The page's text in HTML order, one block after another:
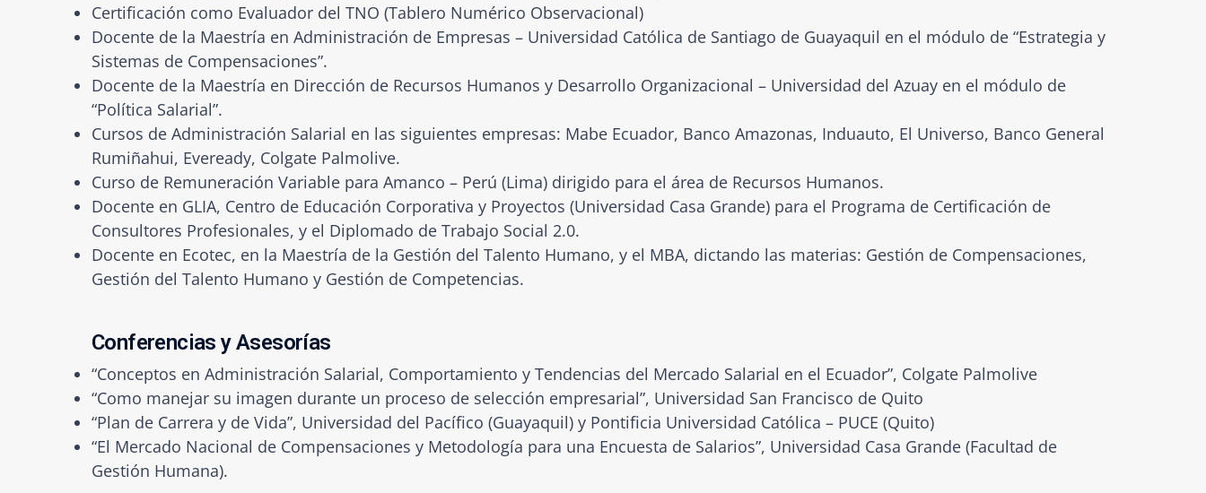
Certificación como Evaluador del TNO (Tablero Numérico Observacional)
Docente de la Maestría en Administración de Empresas – Universidad Católica de Santiago de Guayaquil en el módulo de “Estrategia y
Sistemas de Compensaciones”.
Docente de la Maestría en Dirección de Recursos Humanos y Desarrollo Organizacional – Universidad del Azuay en el módulo de
“Política Salarial”.
Cursos de Administración Salarial en las siguientes empresas: Mabe Ecuador, Banco Amazonas, Induauto, El Universo, Banco General
Rumiñahui, Eveready, Colgate Palmolive.
Curso de Remuneración Variable para Amanco – Perú (Lima) dirigido para el área de Recursos Humanos.
Docente en GLIA, Centro de Educación Corporativa y Proyectos (Universidad Casa Grande) para el Programa de Certificación de
Consultores Profesionales, y el Diplomado de Trabajo Social 2.0.
Docente en Ecotec, en la Maestría de la Gestión del Talento Humano, y el MBA, dictando las materias: Gestión de Compensaciones,
Gestión del Talento Humano y Gestión de Competencias.
Conferencias y Asesorías
“Conceptos en Administración Salarial, Comportamiento y Tendencias del Mercado Salarial en el Ecuador”, Colgate Palmolive
“Como manejar su imagen durante un proceso de selección empresarial”, Universidad San Francisco de Quito
“Plan de Carrera y de Vida”, Universidad del Pacífico (Guayaquil) y Pontificia Universidad Católica – PUCE (Quito)
“El Mercado Nacional de Compensaciones y Metodología para una Encuesta de Salarios”, Universidad Casa Grande (Facultad de
Gestión Humana).